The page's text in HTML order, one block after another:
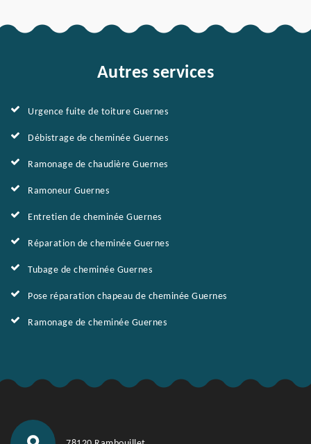
Autres services
Urgence fuite de toiture Guernes
Débistrage de cheminée Guernes
Ramonage de chaudière Guernes
Ramoneur Guernes
Entretien de cheminée Guernes
Réparation de cheminée Guernes
Tubage de cheminée Guernes
Pose réparation chapeau de cheminée Guernes
Ramonage de cheminée Guernes